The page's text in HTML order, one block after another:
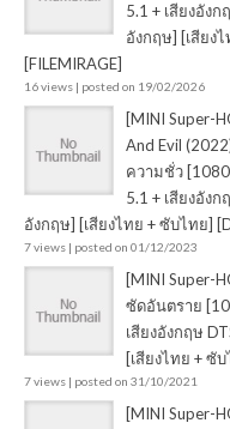
5.1 + เสียงอัง
อังกฤษ] [เสียง
[FILEMIRAGE]
16 views| posted on 19/02/2026
[MINI Super-
And Evil
ความชั่ว
5.1 + เสียงอัง
อังกฤษ] [เสียงไทย + ซับไทย]
7 views| posted on 01/12/2023
[MINI Super-
ซัดอันตราย
เสียงอังกฤษ
[เสียงไทย + ซั
7 views| posted on 31/10/2021
[MINI Super-